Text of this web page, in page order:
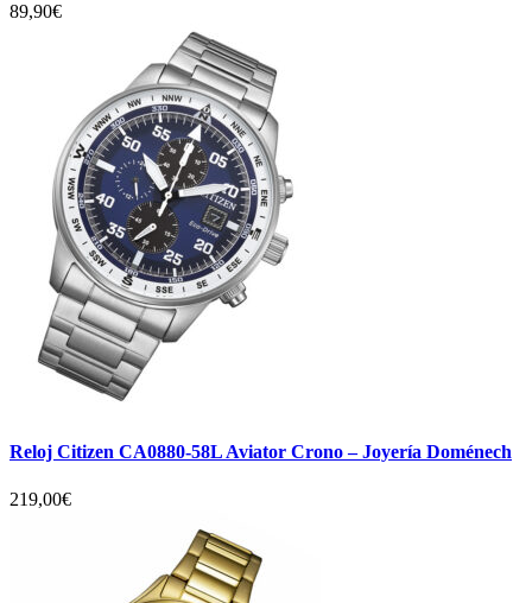
89,90€
Reloj Citizen CA0880-58L Aviator Crono – Joyería Doménech
219,00€